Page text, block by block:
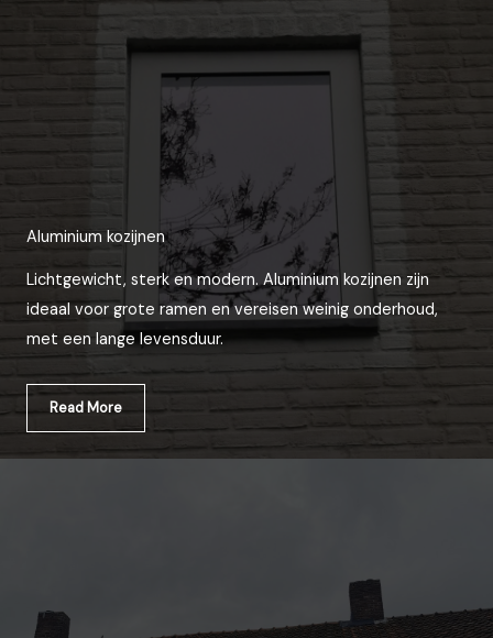
Aluminium kozijnen
Lichtgewicht, sterk en modern. Aluminium kozijnen zijn
ideaal voor grote ramen en vereisen weinig onderhoud,
met een lange levensduur.
Read More